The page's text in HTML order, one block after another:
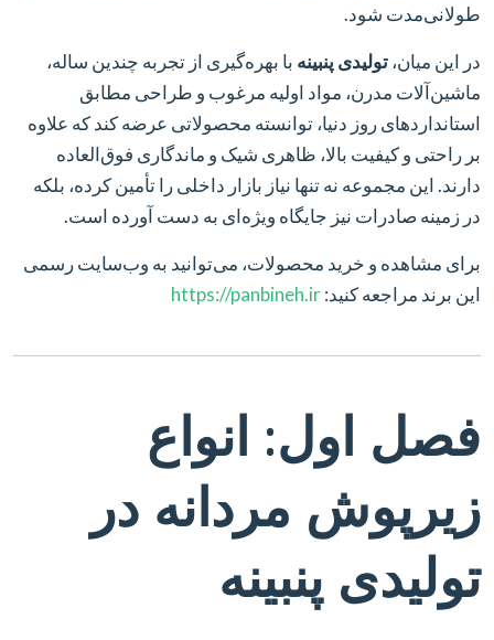
طولانی‌مدت شود.
در این میان،تولیدی پنبینه با بهره‌گیری از تجربه چندین ساله،
ماشین‌آلات مدرن، مواد اولیه مرغوب و طراحی مطابق
استانداردهای روز دنیا، توانسته محصولاتی عرضه کند که علاوه
بر راحتی و کیفیت بالا، ظاهری شیک و ماندگاری فوق‌العاده
دارند. این مجموعه نه تنها نیاز بازار داخلی را تأمین کرده، بلکه
در زمینه صادرات نیز جایگاه ویژه‌ای به دست آورده است.
برای مشاهده و خرید محصولات، می‌توانید به وب‌سایت رسمی
این برند مراجعه کنید:https://panbineh.ir
فصل اول: انواع
زیرپوش مردانه در
تولیدی پنبینه